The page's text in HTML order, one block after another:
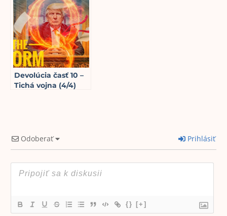
Devolúcia časť 10 –
Tichá vojna (4/4)
Odoberať Prihlásiť
{} [+]